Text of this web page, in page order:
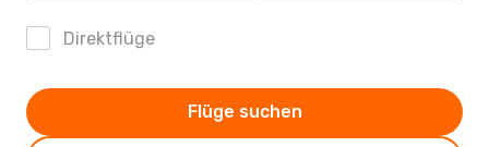
Direktflüge
Flüge suchen